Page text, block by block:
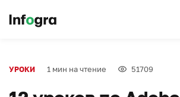
УРОКИ 1 мин на чтение 51709